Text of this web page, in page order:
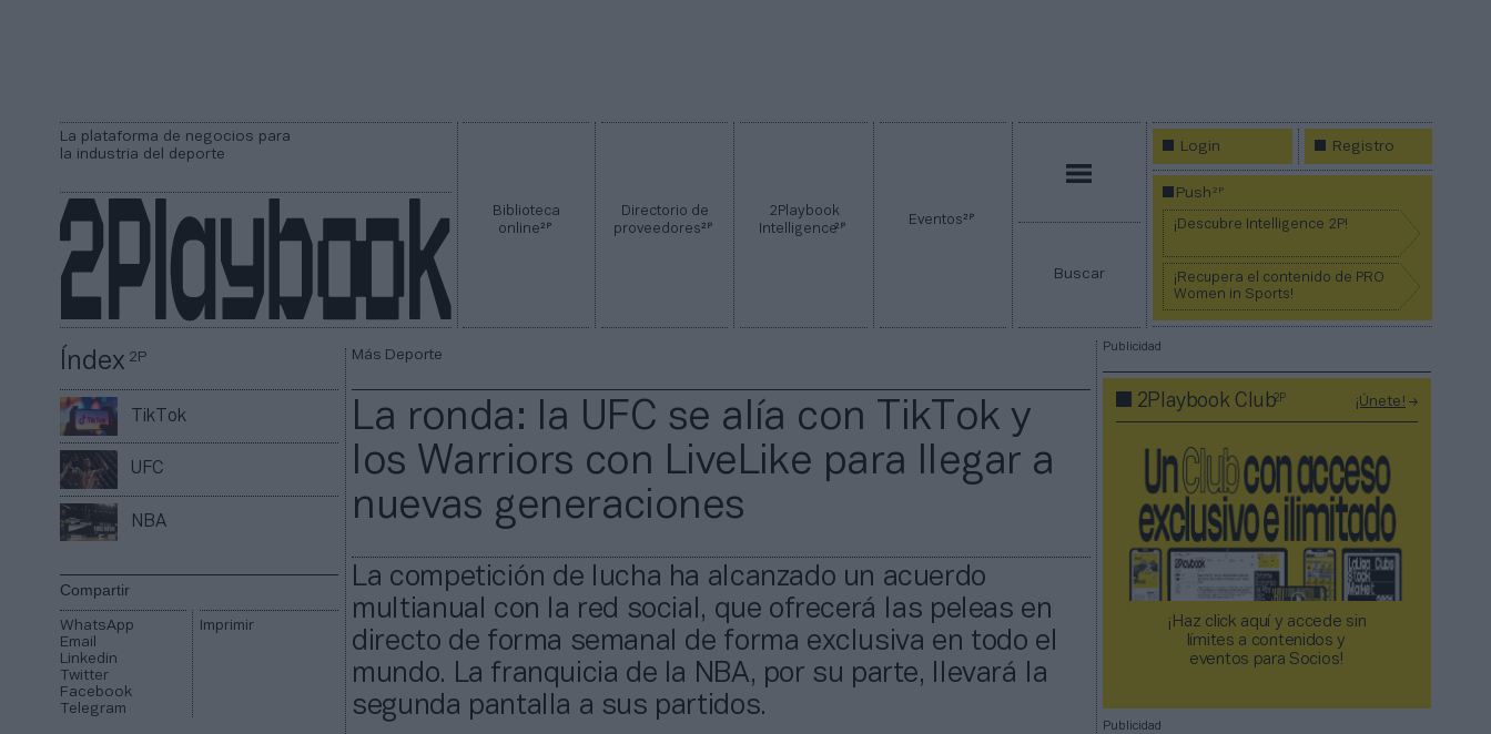
La plataforma de negocios para
la industria del deporte
Biblioteca
online2P
Directorio de
proveedores2P
2Playbook
Intelligence2P Eventos2P
Buscar
Login Registro
Push2P
¡Descubre Intelligence 2P!
¡Recupera el contenido de PRO
Women in Sports!
Índex2P
TikTok
UFC
NBA
Compartir
WhatsApp
Email
Linkedin
Twitter
Facebook
Telegram
Imprimir
Más Deporte
La ronda: la UFC se alía con TikTok y
los Warriors con LiveLike para llegar a
nuevas generaciones
La competición de lucha ha alcanzado un acuerdo
multianual con la red social, que ofrecerá las peleas en
directo de forma semanal de forma exclusiva en todo el
mundo. La franquicia de la NBA, por su parte, llevará la
segunda pantalla a sus partidos.
Publicidad
2Playbook Club2P ¡Únete!
¡Haz click aquí y accede sin
límites a contenidos y
eventos para Socios!​​​​​​​
Publicidad